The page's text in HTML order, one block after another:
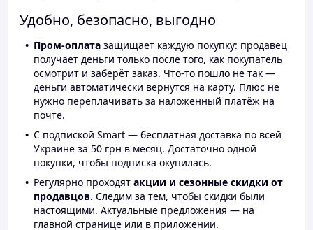
Удобно, безопасно, выгодно
Пром-оплата защищает каждую покупку: продавец
получает деньги только после того, как покупатель
осмотрит и заберёт заказ. Что-то пошло не так —
деньги автоматически вернутся на карту. Плюс не
нужно переплачивать за наложенный платёж на
почте.
С подпиской Smart — бесплатная доставка по всей
Украине за 50 грн в месяц. Достаточно одной
покупки, чтобы подписка окупилась.
Регулярно проходят акции и сезонные скидки от
продавцов. Следим за тем, чтобы скидки были
настоящими. Актуальные предложения — на
главной странице или в приложении.